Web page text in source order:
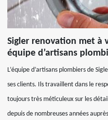
Sigler renovation met à
équipe d’artisans
L’équipe d’artisans plombiers de
ses clients. Ils travaillent dans le
toujours très méticuleux sur les
depuis de nombreuses années